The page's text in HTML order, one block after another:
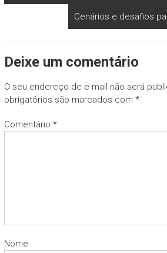
Cenários e desafios
Deixe um comentário
O seu endereço de e-mail não será
obrigatórios são marcados com *
Comentário *
Nome